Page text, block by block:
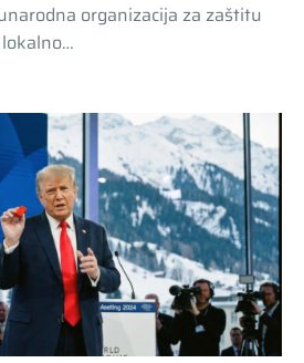
organizacija za zaštitu